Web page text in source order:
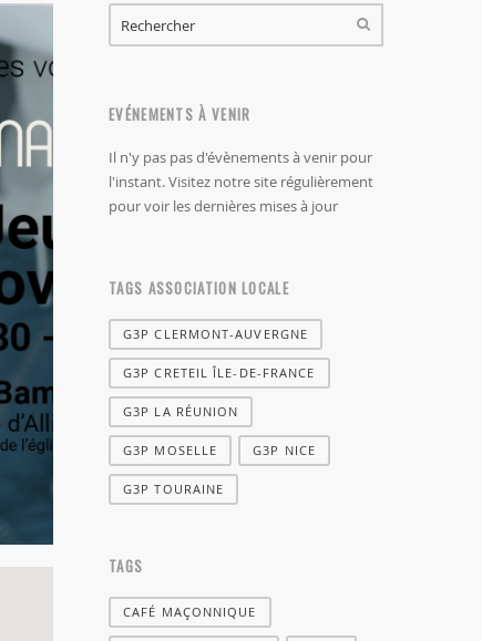
FORMULAIRE DE RECHERCHE
EVÉNEMENTS À VENIR
Il n'y pas pas d'évènements à venir pour
l'instant. Visitez notre site régulièrement
pour voir les dernières mises à jour
TAGS ASSOCIATION LOCALE
G3P CLERMONT-AUVERGNE
G3P CRETEIL ÎLE-DE-FRANCE
G3P LA RÉUNION
G3P MOSELLE G3P NICE
G3P TOURAINE
TAGS
CAFÉ MAÇONNIQUE